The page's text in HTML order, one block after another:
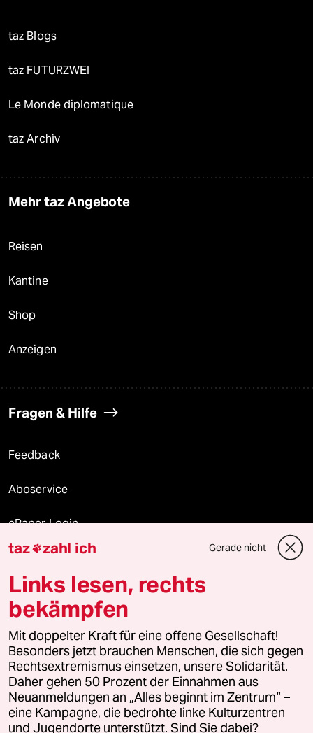
taz Blogs
taz FUTURZWEI
Le Monde diplomatique
taz Archiv
Mehr taz Angebote
Reisen
Kantine
Shop
Anzeigen
Fragen & Hilfe
Feedback
Aboservice
ePaper Login
Downloads für Abonnierende
© 2026 taz Verlags und Vertriebs GmbH
Alle Rechte vorbehalten. Bei rechtlichen Fragen oder für Genehmigungen
wenden Sie sich bitte an
lizenzen@taz.de
Feedback Redaktionsstatut Kommune-Richtlinien
Leitlinie Informant Datenschutz Impressum AGB
taz zahl ich Gerade nicht
Links lesen, rechts
bekämpfen
Mit doppelter Kraft für eine offene Gesellschaft!
Besonders jetzt brauchen Menschen, die sich gegen
Rechtsextremismus einsetzen, unsere Solidarität.
Daher gehen 50 Prozent der Einnahmen aus
Neuanmeldungen an „Alles beginnt im Zentrum“ –
eine Kampagne, die bedrohte linke Kulturzentren
und Jugendorte unterstützt. Sind Sie dabei?